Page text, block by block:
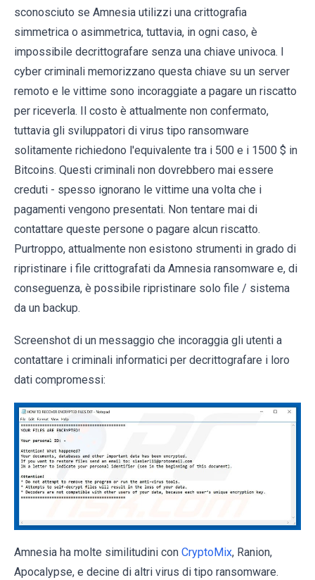
sconosciuto se Amnesia utilizzi una crittografia
simmetrica o asimmetrica, tuttavia, in ogni caso, è
impossibile decrittografare senza una chiave univoca. I
cyber criminali memorizzano questa chiave su un server
remoto e le vittime sono incoraggiate a pagare un riscatto
per riceverla. Il costo è attualmente non confermato,
tuttavia gli sviluppatori di virus tipo ransomware
solitamente richiedono l'equivalente tra i 500 e i 1500 $ in
Bitcoins. Questi criminali non dovrebbero mai essere
creduti - spesso ignorano le vittime una volta che i
pagamenti vengono presentati. Non tentare mai di
contattare queste persone o pagare alcun riscatto.
Purtroppo, attualmente non esistono strumenti in grado di
ripristinare i file crittografati da Amnesia ransomware e, di
conseguenza, è possibile ripristinare solo file / sistema
da un backup.
Screenshot di un messaggio che incoraggia gli utenti a
contattare i criminali informatici per decrittografare i loro
dati compromessi:
Amnesia ha molte similitudini con CryptoMix, Ranion,
Apocalypse, e decine di altri virus di tipo ransomware.